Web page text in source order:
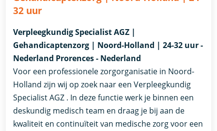
32 uur
Verpleegkundig Specialist AGZ |
Gehandicaptenzorg | Noord-Holland | 24-32 uur -
Nederland Prorences - Nederland
Voor een professionele zorgorganisatie in Noord-
Holland zijn wij op zoek naar een Verpleegkundig
Specialist AGZ . In deze functie werk je binnen een
deskundig medisch team en draag je bij aan de
kwaliteit en continuïteit van medische zorg voor een